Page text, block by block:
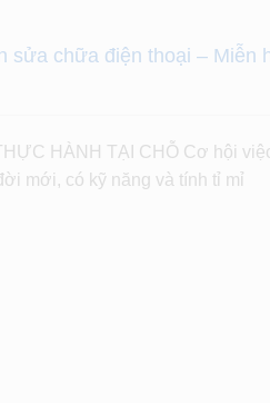
sửa chữa điện thoại – Miễn
HÀNH TẠI CHỖ Cơ hội
mới, có kỹ năng và tính tỉ mỉ